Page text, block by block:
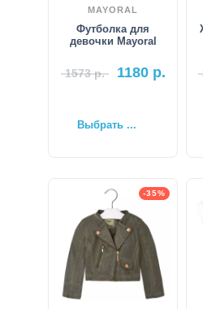
MAYORAL
Футболка для
девочки Mayoral
1573р. 1180р.
Выбрать ...
-35%